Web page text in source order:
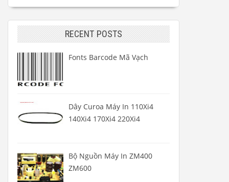
RECENT POSTS
Fonts Barcode Mã Vạch
Dây Curoa Máy In 110Xi4
140Xi4 170Xi4 220Xi4
Bộ Nguồn Máy In ZM400
ZM600